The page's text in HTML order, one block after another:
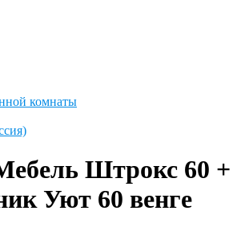
комнаты
Штрокс 60 +
Уют 60 венге